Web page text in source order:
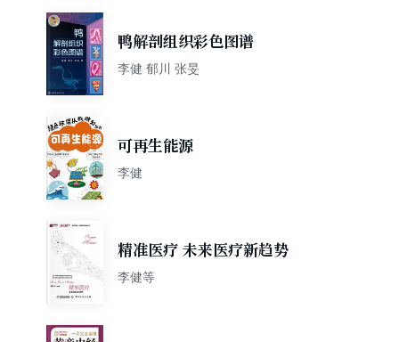
鸭解剖组织彩色图谱
李健 郁川 张旻
可再生能源
李健
精准医疗 未来医疗新趋势
李健等